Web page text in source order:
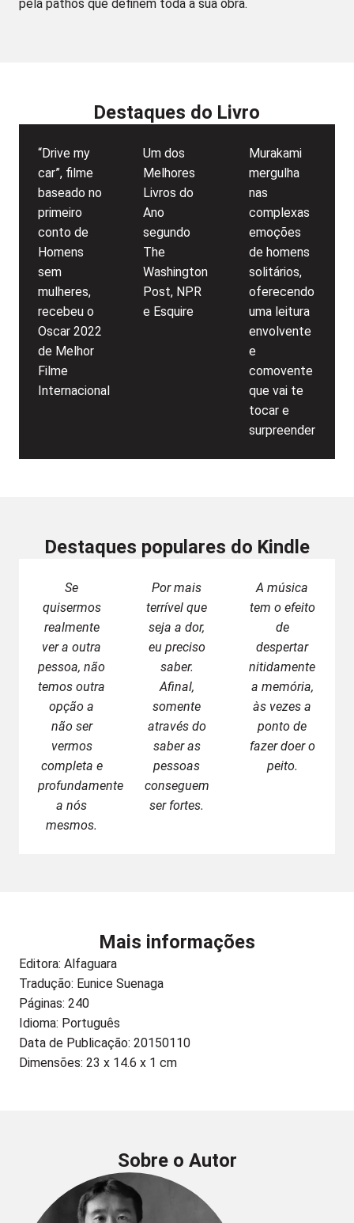
pela pathos que definem toda a sua obra.
Destaques do Livro
“Drive my
car”, filme
baseado no
primeiro
conto de
Homens
sem
mulheres,
recebeu o
Oscar 2022
de Melhor
Filme
Internacional
Um dos
Melhores
Livros do
Ano
segundo
The
Washington
Post, NPR
e Esquire
Murakami
mergulha
nas
complexas
emoções
de homens
solitários,
oferecendo
uma leitura
envolvente
e
comovente
que vai te
tocar e
surpreender
Destaques populares do Kindle
Se
quisermos
realmente
ver a outra
pessoa, não
temos outra
opção a
não ser
vermos
completa e
profundamente
a nós
mesmos.
Por mais
terrível que
seja a dor,
eu preciso
saber.
Afinal,
somente
através do
saber as
pessoas
conseguem
ser fortes.
A música
tem o efeito
de
despertar
nitidamente
a memória,
às vezes a
ponto de
fazer doer o
peito.
Mais informações
Editora: Alfaguara
Tradução: Eunice Suenaga
Páginas: 240
Idioma: Português
Data de Publicação: 20150110
Dimensões: 23 x 14.6 x 1 cm
Sobre o Autor